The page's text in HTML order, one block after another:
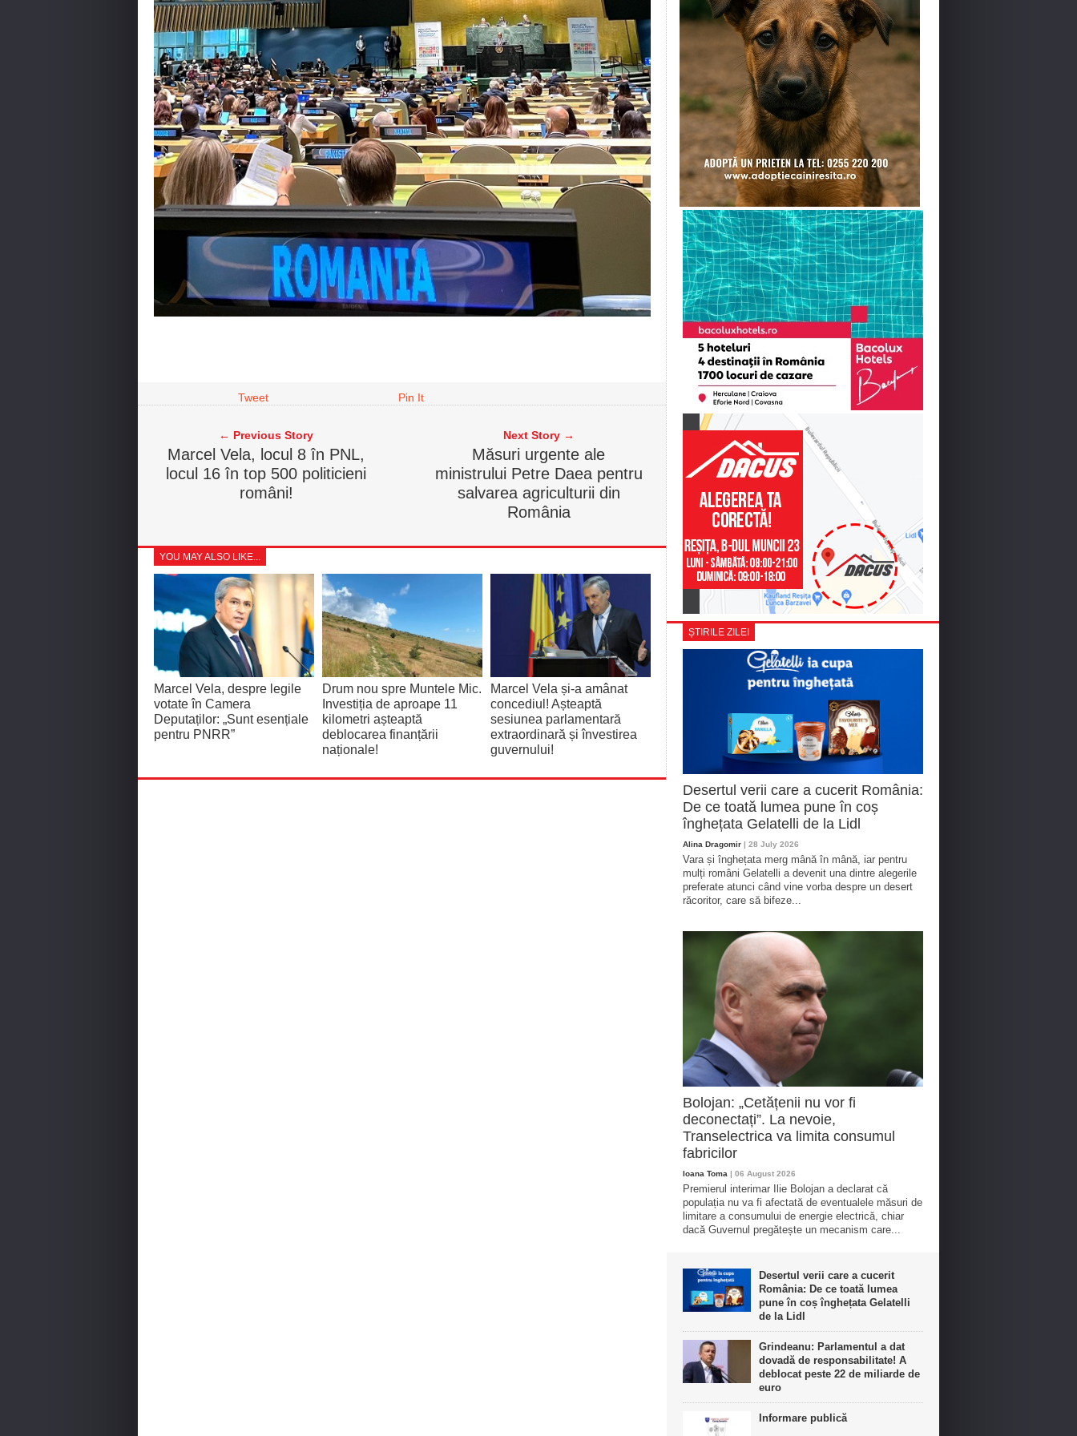
Tweet Pin It
← Previous Story
Marcel Vela, locul 8 în PNL,
locul 16 în top 500 politicieni
români!
Next Story →
Măsuri urgente ale
ministrului Petre Daea pentru
salvarea agriculturii din
România
YOU MAY ALSO LIKE...
Marcel Vela, despre legile
votate în Camera
Deputaților: „Sunt esențiale
pentru PNRR”
Drum nou spre Muntele Mic.
Investiția de aproape 11
kilometri așteaptă
deblocarea finanțării
naționale!
Marcel Vela și-a amânat
concediul! Așteaptă
sesiunea parlamentară
extraordinară și învestirea
guvernului!
ȘTIRILE ZILEI
Desertul verii care a cucerit România:
De ce toată lumea pune în coș
înghețata Gelatelli de la Lidl
Alina Dragomir | 28 July 2026
Vara și înghețata merg mână în mână, iar pentru
mulți români Gelatelli a devenit una dintre alegerile
preferate atunci când vine vorba despre un desert
răcoritor, care să bifeze...
Bolojan: „Cetățenii nu vor fi
deconectați”. La nevoie,
Transelectrica va limita consumul
fabricilor
Ioana Toma | 06 August 2026
Premierul interimar Ilie Bolojan a declarat că
populația nu va fi afectată de eventualele măsuri de
limitare a consumului de energie electrică, chiar
dacă Guvernul pregătește un mecanism care...
Desertul verii care a cucerit
România: De ce toată lumea
pune în coș înghețata Gelatelli
de la Lidl
Grindeanu: Parlamentul a dat
dovadă de responsabilitate! A
deblocat peste 22 de miliarde de
euro
Informare publică